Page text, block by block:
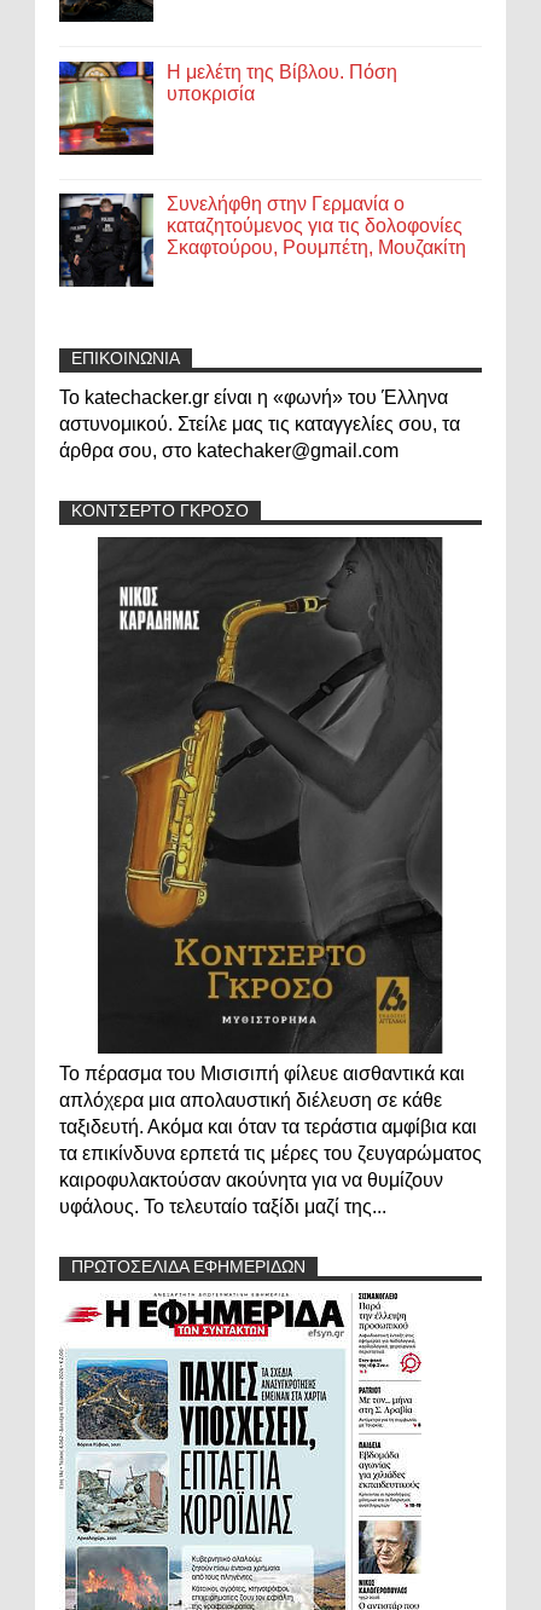
Η μελέτη της Βίβλου. Πόση
υποκρισία
Συνελήφθη στην Γερμανία ο
καταζητούμενος για τις δολοφονίες
Σκαφτούρου, Ρουμπέτη, Μουζακίτη
ΕΠΙΚΟΙΝΩΝΙΑ
Το katechacker.gr είναι η «φωνή» του Έλληνα
αστυνομικού. Στείλε μας τις καταγγελίες σου, τα
άρθρα σου, στο katechaker@gmail.com
ΚΟΝΤΣΕΡΤΟ ΓΚΡΟΣΟ
Το πέρασμα του Μισισιπή φίλευε αισθαντικά και
απλόχερα μια απολαυστική διέλευση σε κάθε
ταξιδευτή. Ακόμα και όταν τα τεράστια αμφίβια και
τα επικίνδυνα ερπετά τις μέρες του ζευγαρώματος
καιροφυλακτούσαν ακούνητα για να θυμίζουν
υφάλους. Το τελευταίο ταξίδι μαζί της...
ΠΡΩΤΟΣΕΛΙΔΑ ΕΦΗΜΕΡΙΔΩΝ